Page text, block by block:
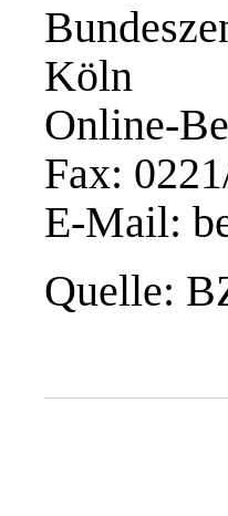
Köln
Online-
Fax:
E-Mail:
Quelle: